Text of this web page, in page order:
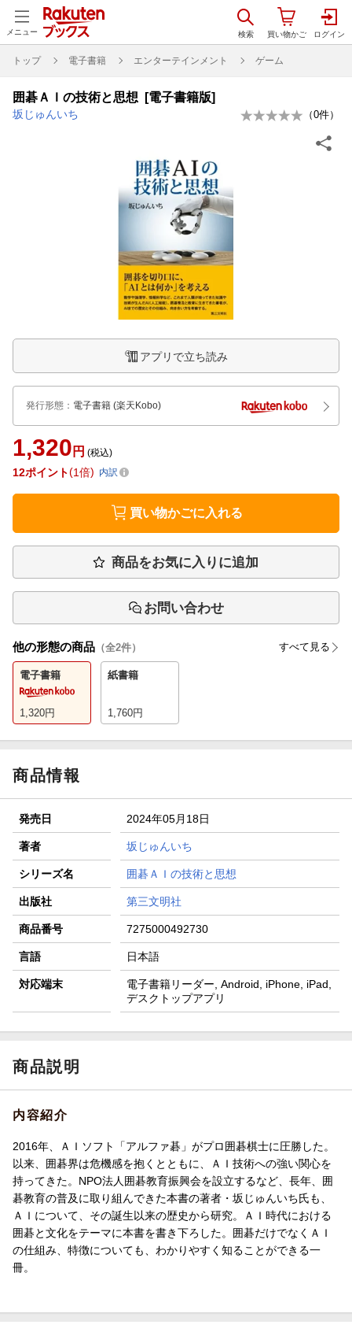
メニュー
トップ 電子書籍 エンターテインメント ゲーム
囲碁ＡＩの技術と思想 [電子書籍版]
坂じゅんいち （0件）
アプリで立ち読み
発行形態 ： 電子書籍 (楽天Kobo)
1,320 円 (税込)
12ポイント 1倍 内訳
買い物かごに入れる
商品をお気に入りに追加
お問い合わせ
他の形態の商品 （全2件） すべて見る
電子書籍
1,320円
紙書籍
1,760円
商品情報
発売日 2024年05月18日
著者 坂じゅんいち
シリーズ名 囲碁ＡＩの技術と思想
出版社 第三文明社
商品番号 7275000492730
言語 日本語
対応端末
電子書籍リーダー, Android, iPhone, iPad,
デスクトップアプリ
商品説明
内容紹介
2016年、ＡＩソフト「アルファ碁」がプロ囲碁棋士に圧勝した。
以来、囲碁界は危機感を抱くとともに、ＡＩ技術への強い関心を
持ってきた。NPO法人囲碁教育振興会を設立するなど、長年、囲
碁教育の普及に取り組んできた本書の著者・坂じゅんいち氏も、
ＡＩについて、その誕生以来の歴史から研究。ＡＩ時代における
囲碁と文化をテーマに本書を書き下ろした。囲碁だけでなくＡＩ
の仕組み、特徴についても、わかりやすく知ることができる一
冊。